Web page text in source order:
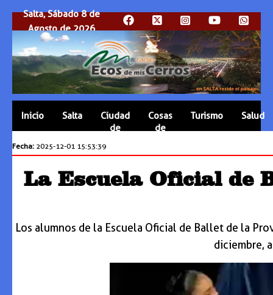
Salta, Sábado 8 de
Agosto de 2026
Inicio Salta
Ciudad
de
Cosas
de
Turismo Salud
Fecha: 2025-12-01 15:53:39
La Escuela Oficial de
Los alumnos de la Escuela Oficial de Ballet de la
diciembre,